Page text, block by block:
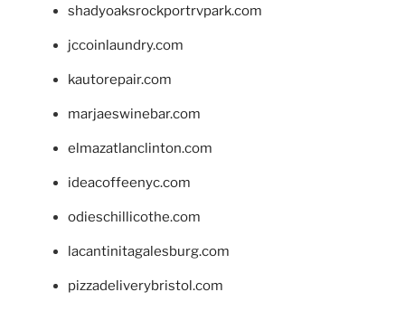
shadyoaksrockportrvpark.com
jccoinlaundry.com
kautorepair.com
marjaeswinebar.com
elmazatlanclinton.com
ideacoffeenyc.com
odieschillicothe.com
lacantinitagalesburg.com
pizzadeliverybristol.com